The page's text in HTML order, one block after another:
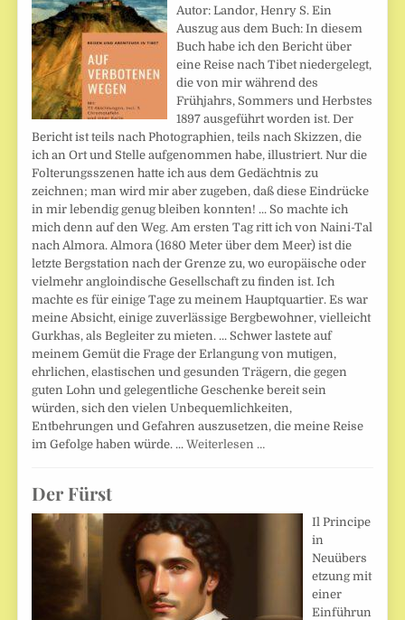
Autor: Landor, Henry S. Ein
Auszug aus dem Buch: In diesem
Buch habe ich den Bericht über
eine Reise nach Tibet niedergelegt,
die von mir während des
Frühjahrs, Sommers und Herbstes
1897 ausgeführt worden ist. Der
Bericht ist teils nach Photographien, teils nach Skizzen, die
ich an Ort und Stelle aufgenommen habe, illustriert. Nur die
Folterungsszenen hatte ich aus dem Gedächtnis zu
zeichnen; man wird mir aber zugeben, daß diese Eindrücke
in mir lebendig genug bleiben konnten! ... So machte ich
mich denn auf den Weg. Am ersten Tag ritt ich von Naini-Tal
nach Almora. Almora (1680 Meter über dem Meer) ist die
letzte Bergstation nach der Grenze zu, wo europäische oder
vielmehr angloindische Gesellschaft zu finden ist. Ich
machte es für einige Tage zu meinem Hauptquartier. Es war
meine Absicht, einige zuverlässige Bergbewohner, vielleicht
Gurkhas, als Begleiter zu mieten. ... Schwer lastete auf
meinem Gemüt die Frage der Erlangung von mutigen,
ehrlichen, elastischen und gesunden Trägern, die gegen
guten Lohn und gelegentliche Geschenke bereit sein
würden, sich den vielen Unbequemlichkeiten,
Entbehrungen und Gefahren auszusetzen, die meine Reise
im Gefolge haben würde. ...Weiterlesen …
Der Fürst
Il Principe
in
Neuübers
etzung mit
einer
Einführun